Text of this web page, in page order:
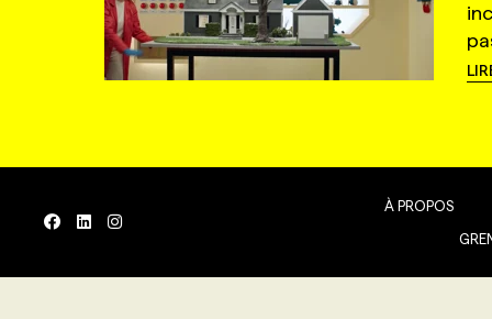
À PROPOS